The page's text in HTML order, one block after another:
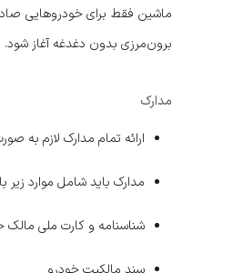
ماشین فقط برای خودروهایی
برون‌مرزی بدون دغدغه آغاز شود.
مدارک
ارائه تمام مدارک لازم به
مدارک باید شامل موارد زیر
شناسنامه و کارت ملی مالک